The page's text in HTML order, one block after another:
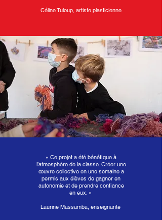
Céline Tuloup, artiste plasticienne
« Ce projet a été bénéfique à
l’atmosphère de la classe. Créer une
œuvre collective en une semaine a
permis aux élèves de gagner en
autonomie et de prendre confiance
en eux.»
Laurine Massamba, enseignante